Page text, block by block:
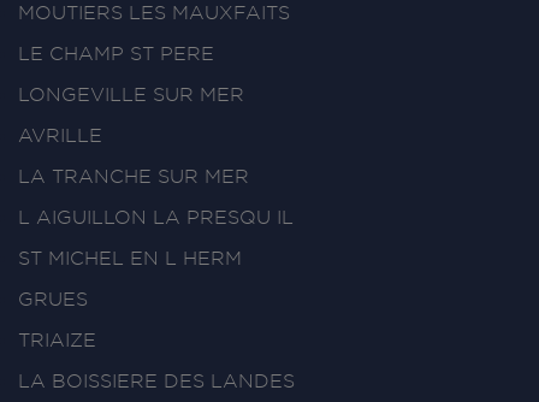
MOUTIERS LES MAUXFAITS
LE CHAMP ST PERE
LONGEVILLE SUR MER
AVRILLE
LA TRANCHE SUR MER
L AIGUILLON LA PRESQU IL
ST MICHEL EN L HERM
GRUES
TRIAIZE
LA BOISSIERE DES LANDES